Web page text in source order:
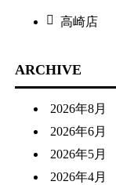
高崎店
ARCHIVE
2026年8月
2026年6月
2026年5月
2026年4月